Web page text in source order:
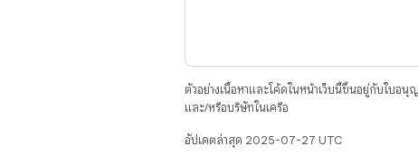
ตัวอย่างเนื้อหาและโค้ดในหน้าเว็บนี้ขึ้นอยู่กับใบอนุ
และ/หรือบริษัทในเครือ
อัปเดตล่าสุด 2025-07-27 UTC